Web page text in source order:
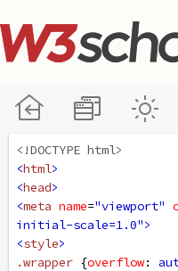
<!DOCTYPE html>
<html>
<head>
<meta name="viewport"
initial-scale=1.0">
<style>
.wrapper {overflow: